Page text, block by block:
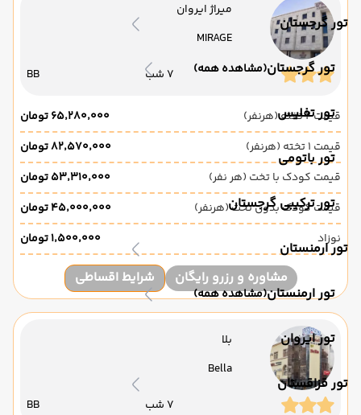
تور گرجستان
تور گرجستان(مشاهده همه)
تور تفلیس
تور باتومی
تور ترکیبی گرجستان
تور ارمنستان
تور ارمنستان(مشاهده همه)
تور ایروان
تور قزاقستان
میراژ ایروان
MIRAGE
7 شب BB
قیمت 2 تخته (هرنفر)
۶۵٬۲۸۰٬۰۰۰ تومان
قیمت 1 تخته (هرنفر)
۸۲٬۵۷۰٬۰۰۰ تومان
قیمت کودک با تخت (هر نفر)
۵۳٬۳۱۰٬۰۰۰ تومان
قیمت کودک بدون تخت (هرنفر)
۴۵٬۰۰۰٬۰۰۰ تومان
نوزاد
۱٬۵۰۰٬۰۰۰ تومان
مشاوره و رزرو رایگان شرایط اقساطی
بلا
Bella
7 شب BB